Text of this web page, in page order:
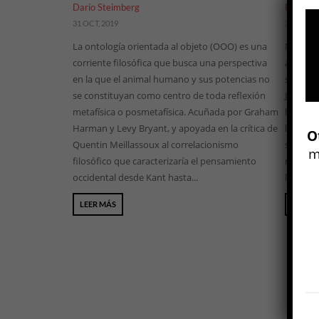
Darío Steimberg
31 OCT, 2019
La ontología orientada al objeto (OOO) es una
corriente filosófica que busca una perspectiva
en la que el animal humano y sus potencias no
se constituyan como centro de toda reflexión
metafísica o posmetafísica. Acuñada por Graham
Harman y Levy Bryant, y apoyada en la crítica de
Quentin Meillassoux al correlacionismo
filosófico que caracterizaría el pensamiento
occidental desde Kant hasta...
LEER MÁS
Paola
se
Jens
historia
se dio
la